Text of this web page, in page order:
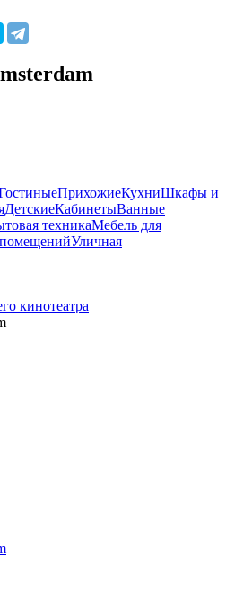
ПрихожиеКухниШкафы и
ДетскиеКабинетыВанные
техникаМебель для
Уличная
кинотеатра